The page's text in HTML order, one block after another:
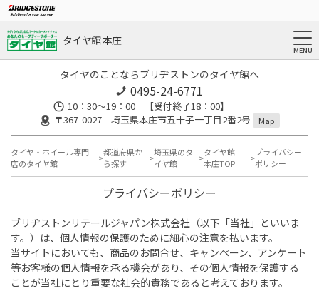
タイヤ館 本庄
タイヤのことならブリヂストンのタイヤ館へ
0495-24-6771
10：30～19：00 【受付終了18：00】
〒367-0027 埼玉県本庄市五十子一丁目2番2号
Map
タイヤ・ホイール専門
店のタイヤ館
都道府県か
ら探す
埼玉県のタ
イヤ館
タイヤ館
本庄TOP
プライバシー
ポリシー
プライバシーポリシー
ブリヂストンリテールジャパン株式会社（以下「当社」といいま
す。）は、個人情報の保護のために細心の注意を払います。
当サイトにおいても、商品のお問合せ、キャンペーン、アンケート
等お客様の個人情報を承る機会があり、その個人情報を保護する
ことが当社にとり重要な社会的責務であると考えております。